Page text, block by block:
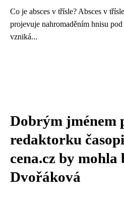
Co je absces v třísle? Absces v
projevuje nahromaděním hnisu
vzniká...
Dobrým jménem
redaktorku
cena.cz by
Dvořáková